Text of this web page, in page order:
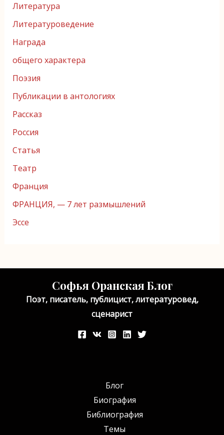
Литература
Литературоведение
Награда
общего характера
Поэзия
Публикации в антологиях
Рассказ
Россия
Статья
Театр
Франция
ФРАНЦИЯ, — 7 лет размышлений
Эссе
Софья Оранская Блог
Поэт, писатель, публицист, литературовед,
сценарист
Блог
Биография
Библиография
Темы